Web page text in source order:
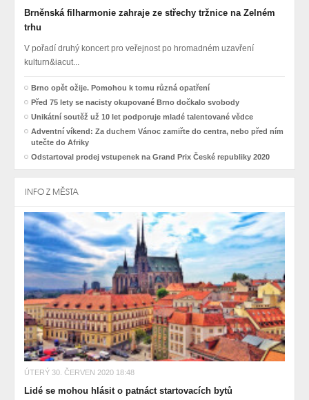
Brněnská filharmonie zahraje ze střechy tržnice na Zelném
trhu
V pořadí druhý koncert pro veřejnost po hromadném uzavření
kulturn&iacut...
Brno opět ožije. Pomohou k tomu různá opatření
Před 75 lety se nacisty okupované Brno dočkalo svobody
Unikátní soutěž už 10 let podporuje mladé talentované vědce
Adventní víkend: Za duchem Vánoc zamiřte do centra, nebo před ním
utečte do Afriky
Odstartoval prodej vstupenek na Grand Prix České republiky 2020
INFO Z MĚSTA
ÚTERÝ 30. ČERVEN 2020 18:48
Lidé se mohou hlásit o patnáct startovacích bytů